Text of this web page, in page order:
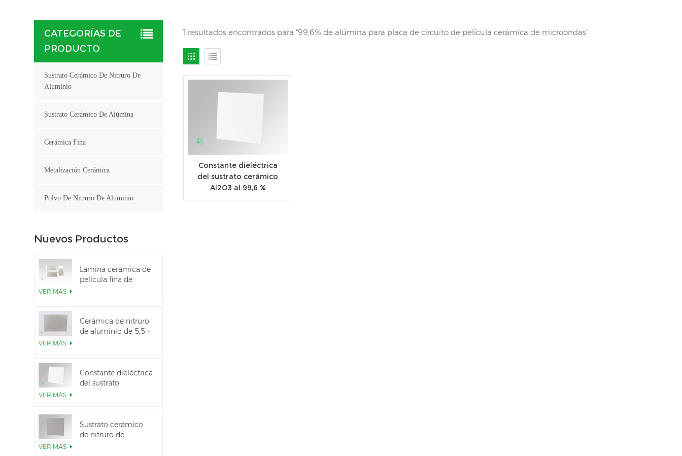
1 resultados encontrados para "99,6% de alúmina para placa de circuito de película cerámica de microondas"
Constante dieléctrica
del sustrato cerámico
Al2O3 al 99,6 %
CATEGORÍAS DE
PRODUCTO
Sustrato Cerámico De Nitruro De
Aluminio
Sustrato Cerámico De Alúmina
Cerámica Fina
Metalización Cerámica
Polvo De Nitruro De Aluminio
Nuevos Productos
Lámina cerámica de
película fina de
VER MÁS
Cerámica de nitruro
de aluminio de 5,5 ×
VER MÁS
Constante dieléctrica
del sustrato
VER MÁS
Sustrato cerámico
de nitruro de
VER MÁS